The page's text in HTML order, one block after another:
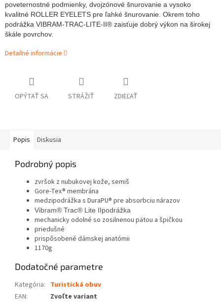
poveternostné podmienky, dvojzónové šnurovanie a vysoko
kvalitné ROLLER EYELETS pre ľahké šnurovanie. Okrem toho
podrážka VIBRAM-TRAC-LITE-II® zaisťuje dobrý výkon na širokej
škále povrchov.
Detailné informácie
OPÝTAŤ SA STRÁŽIŤ ZDIEĽAŤ
Popis Diskusia
Podrobný popis
zvršok z nubukovej kože, semiš
Gore-Tex® membrána
medzipodrážka s DuraPU® pre absorbciu nárazov
Vibram® Trac® Lite IIpodrážka
mechanicky odolné so zosilnenou pätou a špičkou
priedušné
prispôsobené dámskej anatómii
1170g
Dodatočné parametre
Kategória: Turistická obuv
EAN: Zvoľte variant